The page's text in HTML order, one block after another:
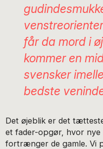
får da mord i
kommer en
svensker
bedste
Det øjeblik er det
et fader-opgør, hvor
fortrænger de gamle. Vi